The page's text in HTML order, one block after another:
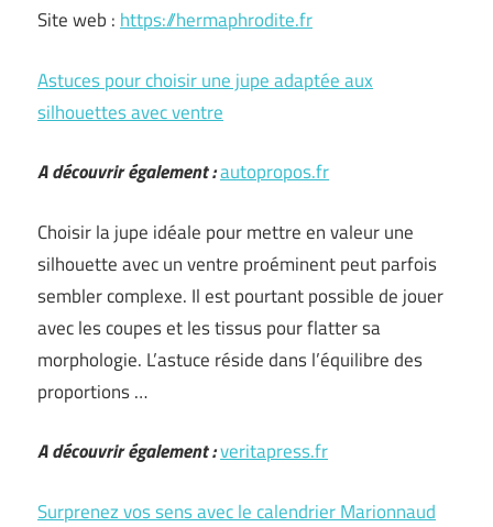
Site web : https://hermaphrodite.fr
Astuces pour choisir une jupe adaptée aux
silhouettes avec ventre
A découvrir également :autopropos.fr
Choisir la jupe idéale pour mettre en valeur une
silhouette avec un ventre proéminent peut parfois
sembler complexe. Il est pourtant possible de jouer
avec les coupes et les tissus pour flatter sa
morphologie. L’astuce réside dans l’équilibre des
proportions …
A découvrir également :veritapress.fr
Surprenez vos sens avec le calendrier Marionnaud